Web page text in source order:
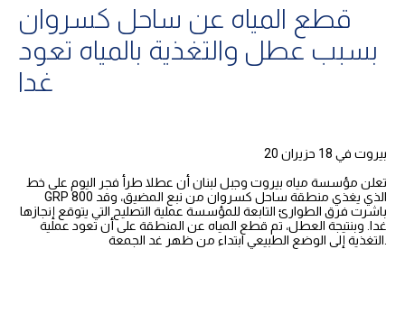
قطع المياه عن ساحل كسروان
بسبب عطل والتغذية بالمياه تعود
غدا
بيروت في 18 حزيران 20
تعلن مؤسسة مياه بيروت وجبل لبنان أن عطلا طرأ فجر اليوم على خط
GRP 800 الذي يغذي منطقة ساحل كسروان من نبع المضيق، وقد
باشرت فرق الطوارئ التابعة للمؤسسة عملية التصليح التي يتوقع إنجازها
غدا. وبنتيجة العطل، تم قطع المياه عن المنطقة على أن تعود عملية